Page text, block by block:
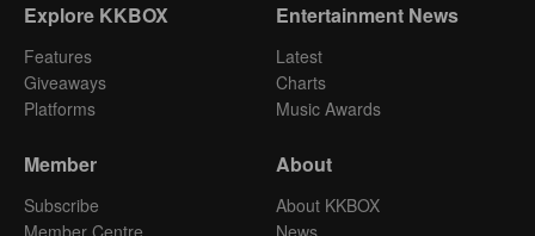
Explore KKBOX
Features
Giveaways
Platforms
Entertainment News
Latest
Charts
Music Awards
Member
Subscribe
Member Centre
About
About KKBOX
News